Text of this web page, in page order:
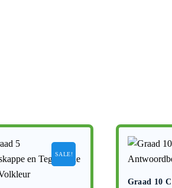
SALE!
Graad 10